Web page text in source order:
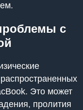
с
Это может
пролития